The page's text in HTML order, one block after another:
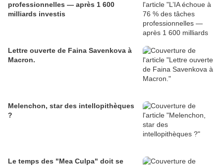
professionnelles — après 1 600
milliards investis
Lettre ouverte de Faina Savenkova à
Macron.
Melenchon, star des intellopithèques
?
Le temps des "Mea Culpa" doit se